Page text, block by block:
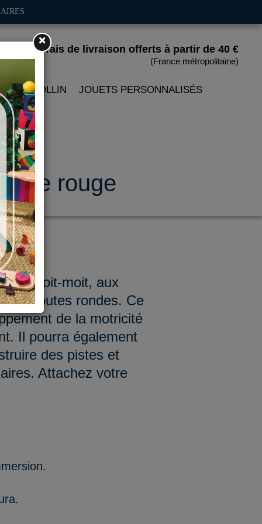
Frais de livraison offerts à partir de 40 €
(France métropolitaine)
PETITCOLLIN JOUETS PERSONNALISÉS
rouge
Moit-moit, aux
toutes rondes. Ce
de la motricité
Il pourra également
des pistes et
Attachez votre
×